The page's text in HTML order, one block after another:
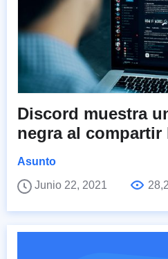
Discord muestra
negra al compartir
Asunto
Junio 22, 2021